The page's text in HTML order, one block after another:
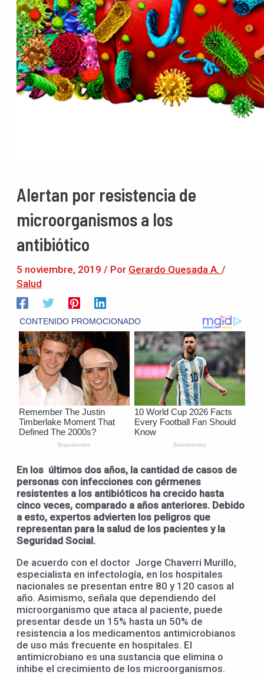
Alertan por resistencia de
microorganismos a los
antibiótico
5 noviembre, 2019 / Por Gerardo Quesada A. /
Salud
En los últimos dos años, la cantidad de casos de
personas con infecciones con gérmenes
resistentes a los antibióticos ha crecido hasta
cinco veces, comparado a años anteriores. Debido
a esto, expertos advierten los peligros que
representan para la salud de los pacientes y la
Seguridad Social.
De acuerdo con el doctor Jorge Chaverri Murillo,
especialista en infectología, en los hospitales
nacionales se presentan entre 80 y 120 casos al
año. Asimismo, señala que dependiendo del
microorganismo que ataca al paciente, puede
presentar desde un 15% hasta un 50% de
resistencia a los medicamentos antimicrobianos
de uso más frecuente en hospitales. El
antimicrobiano es una sustancia que elimina o
inhibe el crecimiento de los microorganismos.